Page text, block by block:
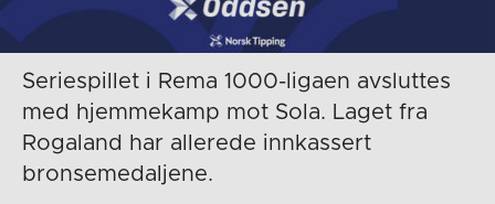
Seriespillet i Rema 1000-ligaen avsluttes
med hjemmekamp mot Sola. Laget fra
Rogaland har allerede innkassert
bronsemedaljene.